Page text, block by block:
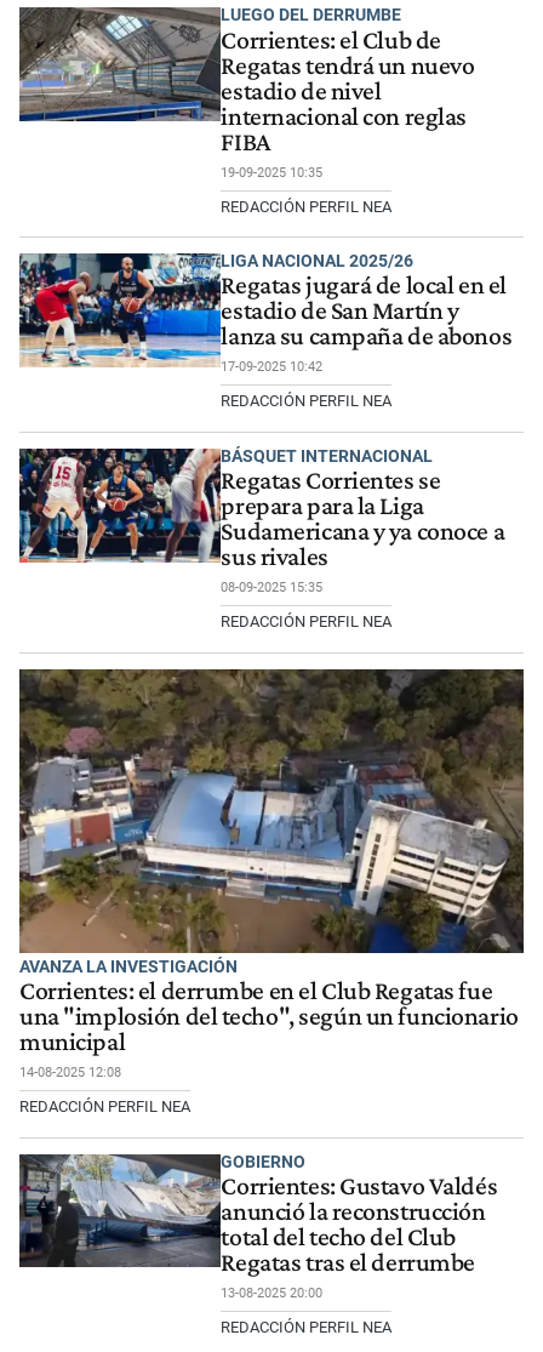
LUEGO DEL DERRUMBE
Corrientes: el Club de
Regatas tendrá un nuevo
estadio de nivel
internacional con reglas
FIBA
19-09-2025 10:35
REDACCIÓN PERFIL NEA
LIGA NACIONAL 2025/26
Regatas jugará de local en el
estadio de San Martín y
lanza su campaña de abonos
17-09-2025 10:42
REDACCIÓN PERFIL NEA
BÁSQUET INTERNACIONAL
Regatas Corrientes se
prepara para la Liga
Sudamericana y ya conoce a
sus rivales
08-09-2025 15:35
REDACCIÓN PERFIL NEA
AVANZA LA INVESTIGACIÓN
Corrientes: el derrumbe en el Club Regatas fue
una "implosión del techo", según un funcionario
municipal
14-08-2025 12:08
REDACCIÓN PERFIL NEA
GOBIERNO
Corrientes: Gustavo Valdés
anunció la reconstrucción
total del techo del Club
Regatas tras el derrumbe
13-08-2025 20:00
REDACCIÓN PERFIL NEA